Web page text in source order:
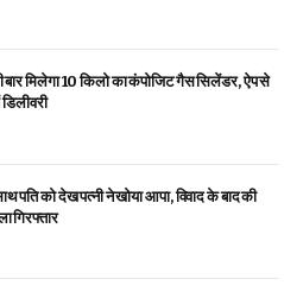
बार मिलेगा 10 किलो का कंपोजिट गैस सिलेंडर, ऐप से
पति को देख पत्नी ने खोया आपा, विवाद के बाद की
गिरफ्तार